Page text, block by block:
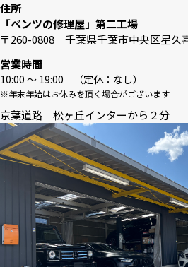
住所
「ベンツの修理屋」第二工場
〒260-0808 千葉県千葉市中央区星久
営業時間
10:00 〜 19:00 （定休：なし）
※年末年始はお休みを頂く場合がございます
京葉道路 松ヶ丘インターから２分